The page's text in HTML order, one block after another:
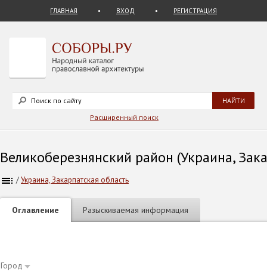
ГЛАВНАЯ ВХОД РЕГИСТРАЦИЯ
Расширенный поиск
Великоберезнянский район (Украина,
/Украина, Закарпатская область
Оглавление Разыскиваемая информация
Город